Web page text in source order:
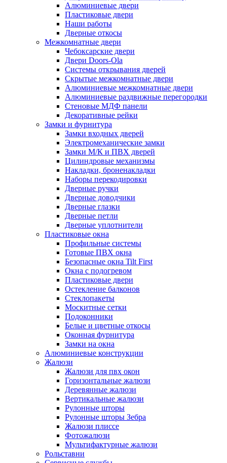
Алюминиевые двери
Пластиковые двери
Наши работы
Дверные откосы
Межкомнатные двери
Чебоксарские двери
Двери Doors-Ola
Системы открывания дверей
Скрытые межкомнатные двери
Алюминиевые межкомнатные двери
Алюминиевые раздвижные перегородки
Стеновые МДФ панели
Декоративные рейки
Замки и фурнитура
Замки входных дверей
Электромеханические замки
Замки М/К и ПВХ дверей
Цилиндровые механизмы
Накладки, броненакладки
Наборы перекодировки
Дверные ручки
Дверные доводчики
Дверные глазки
Дверные петли
Дверные уплотнители
Пластиковые окна
Профильные системы
Готовые ПВХ окна
Безопасные окна Tilt First
Окна с подогревом
Пластиковые двери
Остекление балконов
Стеклопакеты
Москитные сетки
Подоконники
Белые и цветные откосы
Оконная фурнитура
Замки на окна
Алюминиевые конструкции
Жалюзи
Жалюзи для пвх окон
Горизонтальные жалюзи
Деревянные жалюзи
Вертикальные жалюзи
Рулонные шторы
Рулонные шторы Зебра
Жалюзи плиссе
Фотожалюзи
Мультифактурные жалюзи
Рольставни